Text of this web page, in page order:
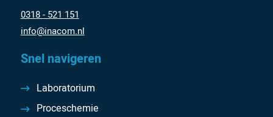
0318 - 521 151
info@inacom.nl
Snel navigeren
Laboratorium
Proceschemie